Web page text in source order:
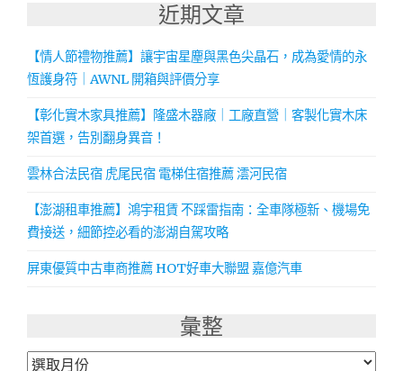
近期文章
【情人節禮物推薦】讓宇宙星塵與黑色尖晶石，成為愛情的永
恆護身符｜AWNL 開箱與評價分享
【彰化實木家具推薦】隆盛木器廠｜工廠直營｜客製化實木床
架首選，告別翻身異音！
雲林合法民宿 虎尾民宿 電梯住宿推薦 澐河民宿
【澎湖租車推薦】鴻宇租賃 不踩雷指南：全車隊極新、機場免
費接送，細節控必看的澎湖自駕攻略
屏東優質中古車商推薦 HOT好車大聯盟 嘉億汽車
彙整
彙